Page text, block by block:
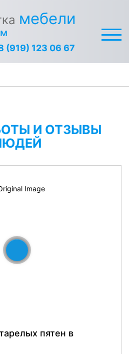
мебели
(919) 123 06 67
И ОТЗЫВЫ
пятен в